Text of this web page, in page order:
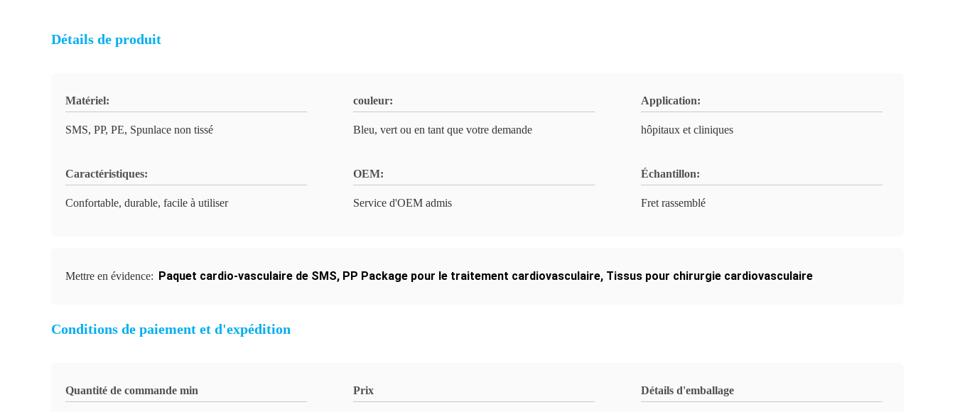
Détails de produit
Matériel:
SMS, PP, PE, Spunlace non tissé
couleur:
Bleu, vert ou en tant que votre demande
Application:
hôpitaux et cliniques
Caractéristiques:
Confortable, durable, facile à utiliser
OEM:
Service d'OEM admis
Échantillon:
Fret rassemblé
Mettre en évidence: Paquet cardio-vasculaire de SMS, PP Package pour le traitement cardiovasculaire, Tissus pour chirurgie cardiovasculaire
Conditions de paiement et d'expédition
Quantité de commande min Prix Détails d'emballage